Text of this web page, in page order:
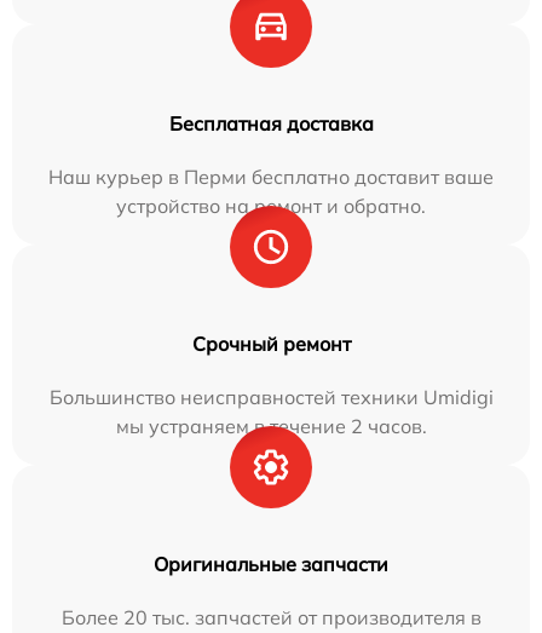
Бесплатная доставка
Наш курьер в Перми бесплатно доставит ваше
устройство на ремонт и обратно.
Срочный ремонт
Большинство неисправностей техники Umidigi
мы устраняем в течение 2 часов.
Оригинальные запчасти
Более 20 тыс. запчастей от производителя в